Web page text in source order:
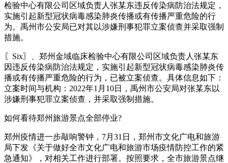
检验中心有限公司区域负责人张某东违反传染病防治法规定，
实施引起新型冠状病毒感染肺炎传播或有传播严重危险的行
为。禹州市公安局已对其以涉嫌刑事犯罪立案侦查并采取强制
措施。
〖Six〗、郑州金域临床检验中心有限公司区域负责人张某东
因违反传染病防治法规定，实施引起新型冠状病毒感染肺炎传
播或有传播严重危险的行为，已被立案侦查。具体信息如下：
立案时间与机构：2022年1月10日，禹州市公安局对张某东以
涉嫌刑事犯罪立案侦查，并采取强制措施。
如何看待郑州旅游景点全部停业?
郑州疫情进一步敲响警钟，7月31日，郑州市文化广电和旅游
局下发《关于做好全市文化广电和旅游市场疫情防控工作的紧
急通知》，对相关工作进行部署。按照要求，全市旅游景点继